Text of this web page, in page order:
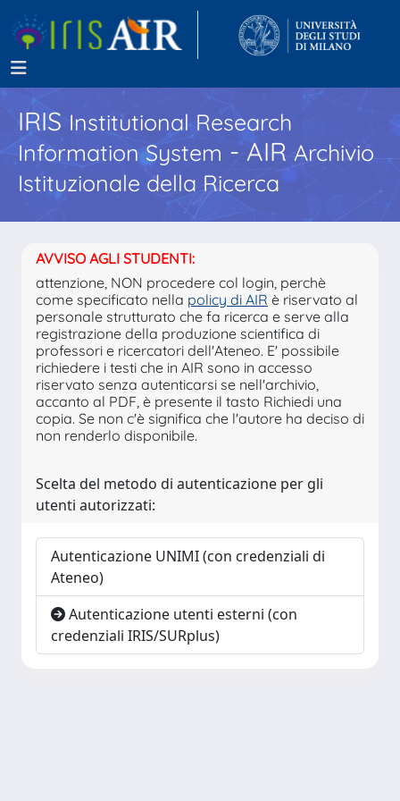
IRISInstitutional Research
Information System - AIR Archivio
Istituzionale della Ricerca
AVVISO AGLI STUDENTI:
attenzione, NON procedere col login, perchè
come specificato nella policy di AIR è riservato al
personale strutturato che fa ricerca e serve alla
registrazione della produzione scientifica di
professori e ricercatori dell'Ateneo. E' possibile
richiedere i testi che in AIR sono in accesso
riservato senza autenticarsi se nell'archivio,
accanto al PDF, è presente il tasto Richiedi una
copia. Se non c'è significa che l'autore ha deciso di
non renderlo disponibile.
Scelta del metodo di autenticazione per gli
utenti autorizzati:
Autenticazione UNIMI (con credenziali di
Ateneo)
Autenticazione utenti esterni (con
credenziali IRIS/SURplus)